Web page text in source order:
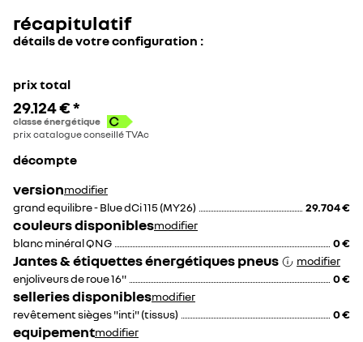
récapitulatif
détails de votre configuration :
prix total
29.124 €*
classe énergétique
prix catalogue conseillé TVAc
décompte
versionmodifier
grand equilibre - Blue dCi 115 (MY26)
29.704 €
couleurs disponiblesmodifier
blanc minéral QNG
0 €
Jantes & étiquettes énergétiques pneus
modifier
enjoliveurs de roue 16''
0 €
selleries disponiblesmodifier
revêtement sièges "inti" (tissus)
0 €
equipementmodifier